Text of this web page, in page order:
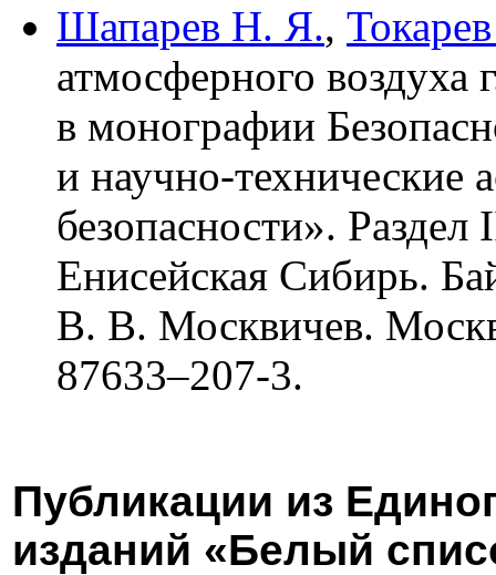
Шапарев Н. Я.,
атмосферного воздуха
в монографии
и научно-технические
безопасности».
Енисейская Сибирь.
В. В. Москвичев.
87633–207-3.
Публикации из
изданий «Белый